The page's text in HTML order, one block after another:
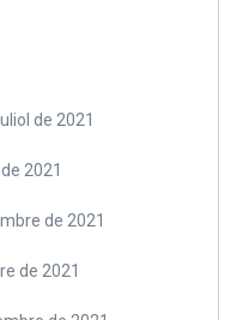
de 2021
2021
de 2021
de 2021